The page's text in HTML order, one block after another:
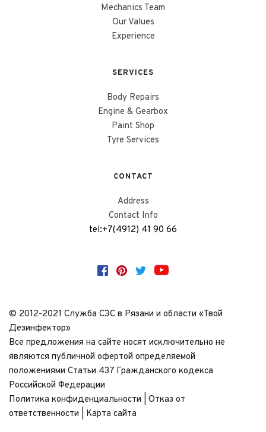
Mechanics Team
Our Values
Experience
SERVICES
Body Repairs
Engine & Gearbox
Paint Shop
Tyre Services
CONTACT
Address
Contact Info
tel:+7(4912) 41 90 66
© 2012-2021 Cлужба СЭС в Рязани и области «Твой
Дезинфектор»
Все предложения на сайте носят исключительно не
являются публичной офертой определяемой
положениями Статьи 437 Гражданского кодекса
Российской Федерации
Политика конфиденциальности | Отказ от
ответственности | Карта сайта